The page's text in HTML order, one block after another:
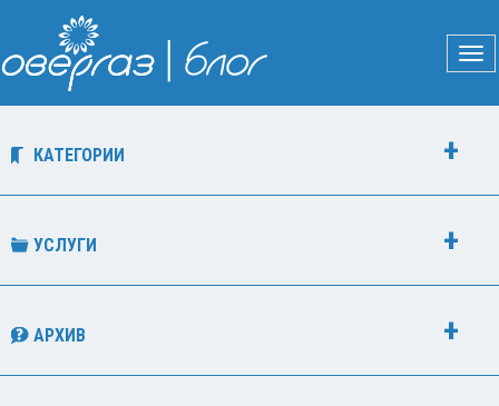
КАТЕГОРИИ
УСЛУГИ
АРХИВ